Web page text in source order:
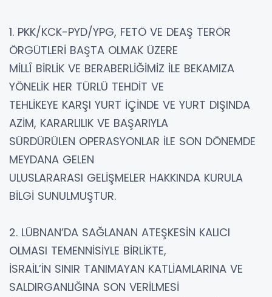
1. PKK/KCK-PYD/YPG, FETÖ VE DEAŞ TERÖR
ÖRGÜTLERİ BAŞTA OLMAK ÜZERE
MİLLÎ BİRLİK VE BERABERLİĞİMİZ İLE BEKAMIZA
YÖNELİK HER TÜRLÜ TEHDİT VE
TEHLİKEYE KARŞI YURT İÇİNDE VE YURT DIŞINDA
AZİM, KARARLILIK VE BAŞARIYLA
SÜRDÜRÜLEN OPERASYONLAR İLE SON DÖNEMDE
MEYDANA GELEN
ULUSLARARASI GELİŞMELER HAKKINDA KURULA
BİLGİ SUNULMUŞTUR.
2. LÜBNAN’DA SAĞLANAN ATEŞKESİN KALICI
OLMASI TEMENNİSİYLE BİRLİKTE,
İSRAİL’İN SINIR TANIMAYAN KATLİAMLARINA VE
SALDIRGANLIĞINA SON VERİLMESİ